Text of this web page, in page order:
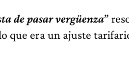
de pasar vergüenza”
que era un ajuste